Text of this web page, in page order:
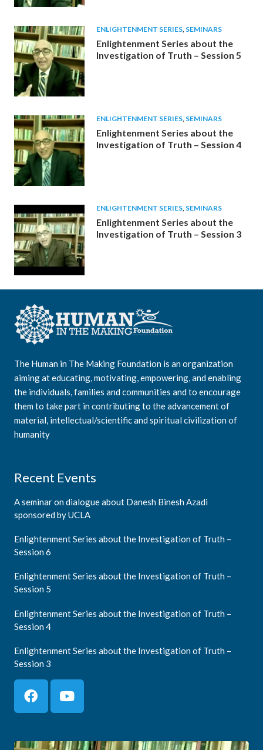
ENLIGHTENMENT SERIES, SEMINARS
Enlightenment Series about the
Investigation of Truth – Session 5
ENLIGHTENMENT SERIES, SEMINARS
Enlightenment Series about the
Investigation of Truth – Session 4
ENLIGHTENMENT SERIES, SEMINARS
Enlightenment Series about the
Investigation of Truth – Session 3
The Human in The Making Foundation is an organization
aiming at educating, motivating, empowering, and enabling
the individuals, families and communities and to encourage
them to take part in contributing to the advancement of
material, intellectual/scientific and spiritual civilization of
humanity
Recent Events
A seminar on dialogue about Danesh Binesh Azadi
sponsored by UCLA
Enlightenment Series about the Investigation of Truth –
Session 6
Enlightenment Series about the Investigation of Truth –
Session 5
Enlightenment Series about the Investigation of Truth –
Session 4
Enlightenment Series about the Investigation of Truth –
Session 3